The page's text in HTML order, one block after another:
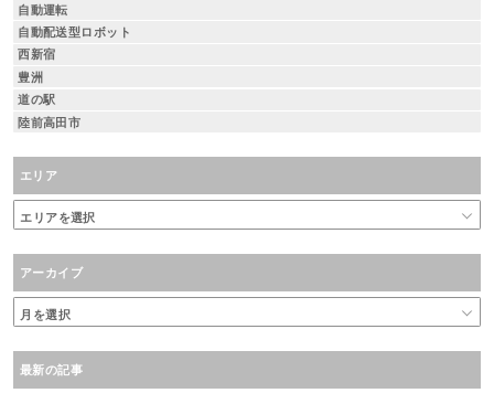
自動運転
自動配送型ロボット
西新宿
豊洲
道の駅
陸前高田市
エリア
アーカイブ
最新の記事